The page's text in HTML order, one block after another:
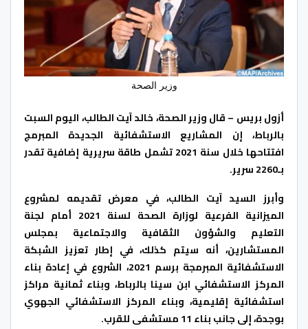
وزير الصحة
أزول بريس – قال وزير الصحة، خالد آيت الطالب، اليوم السبت
بالرباط، إن المشاريع الاستشفائية الجديدة المبرمج
افتتاحها خلال سنة 2021 تشمل طاقة سريرية إضافية تقدر
بـ2260 سرير.
وأبرز السيد آيت الطالب، في معرض تقديمه لمشروع
الميزانية الفرعية لوزارة الصحة لسنة 2021 أمام لجنة
التعليم والشؤون الثقافية والاجتماعية بمجلس
المستشارين، أنه سيتم كذلك، في إطار تعزيز الشبكة
الاستشفائية المبرمجة برسم 2021، الشروع في إعادة بناء
المركز الاستشفائي ابن سينا بالرباط، وبناء ثمانية مراكز
استشفائية إقليمية، وبناء المركز الاستشفائي الجهوي
بوجدة، إلى جانب بناء 11 مستشفى للقرب.